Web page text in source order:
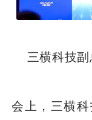
三横科技
会上，三横